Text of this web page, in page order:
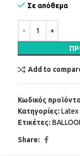
Σε απόθεμα
Add to
Κωδικός
Κατηγορίες: Latex
Ετικέτες:
Share: